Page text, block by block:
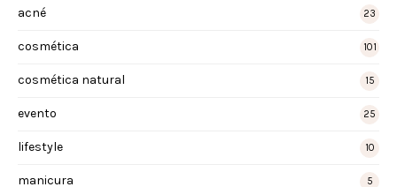
acné 23
cosmética 101
cosmética natural 15
evento 25
lifestyle 10
manicura 5